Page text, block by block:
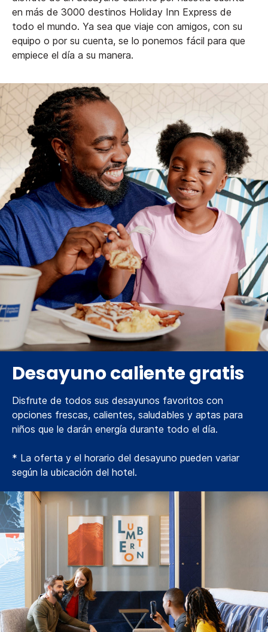
en más de 3000 destinos Holiday Inn Express de
todo el mundo. Ya sea que viaje con amigos, con su
equipo o por su cuenta, se lo ponemos fácil para que
empiece el día a su manera.
Desayuno caliente gratis
Disfrute de todos sus desayunos favoritos con
opciones frescas, calientes, saludables y aptas para
niños que le darán energía durante todo el día.
* La oferta y el horario del desayuno pueden variar
según la ubicación del hotel.